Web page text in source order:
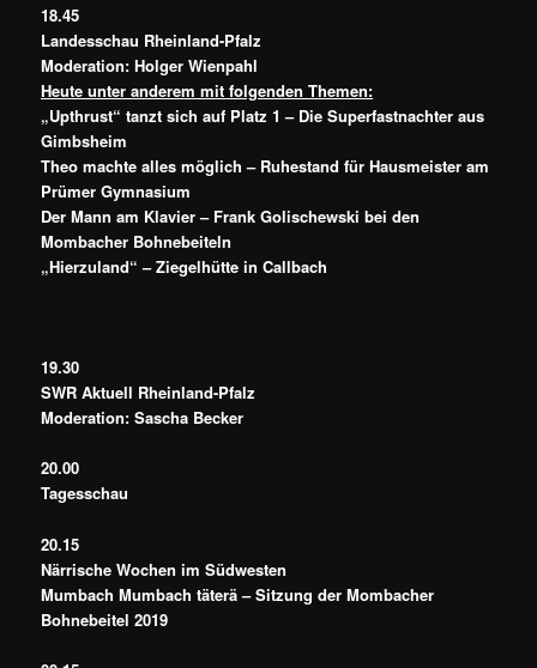
18.45
Landesschau Rheinland-Pfalz
Moderation: Holger Wienpahl
Heute unter anderem mit folgenden Themen:
„Upthrust“ tanzt sich auf Platz 1 – Die Superfastnachter aus
Gimbsheim
Theo machte alles möglich – Ruhestand für Hausmeister am
Prümer Gymnasium
Der Mann am Klavier – Frank Golischewski bei den
Mombacher Bohnebeiteln
„Hierzuland“ – Ziegelhütte in Callbach
19.30
SWR Aktuell Rheinland-Pfalz
Moderation: Sascha Becker
20.00
Tagesschau
20.15
Närrische Wochen im Südwesten
Mumbach Mumbach täterä – Sitzung der Mombacher
Bohnebeitel 2019